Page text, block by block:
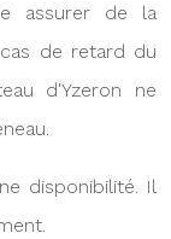
assurer de la
de retard du
d'Yzeron ne
disponibilité. Il